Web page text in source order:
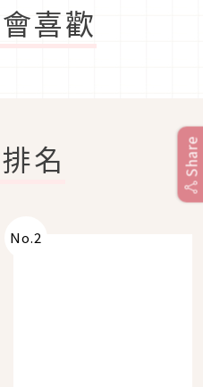
喜歡
名
No.2
Share